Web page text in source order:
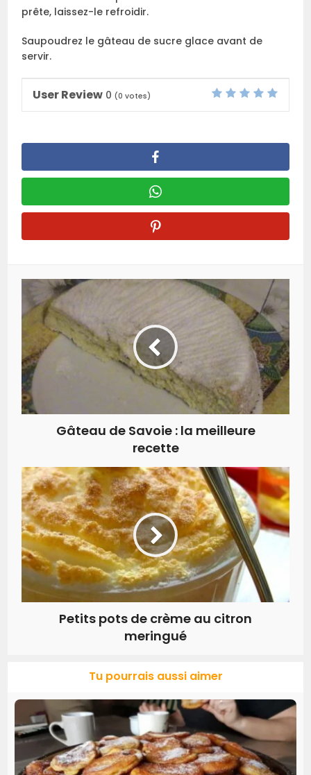
prête, laissez-le refroidir.
Saupoudrez le gâteau de sucre glace avant de
servir.
User Review 0 (0 votes)
Gâteau de Savoie : la meilleure
recette
Petits pots de crème au citron
meringué
Tu pourrais aussi aimer